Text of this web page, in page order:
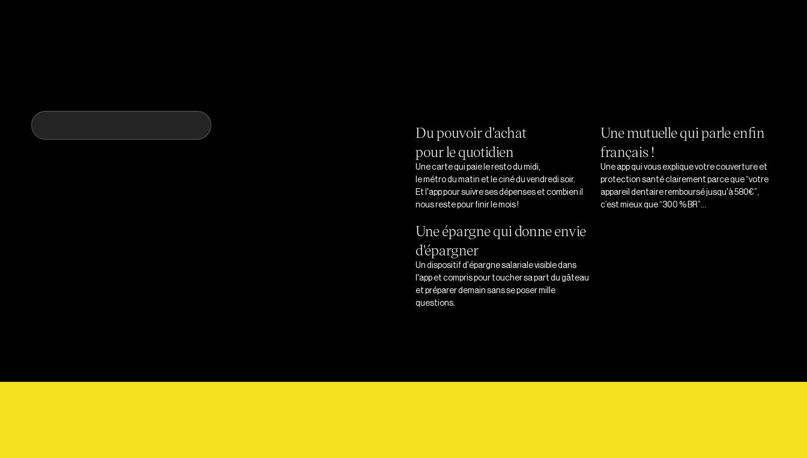
Du pouvoir d'achat
pour le quotidien
Une carte qui paie le resto du midi,
le métro du matin et le ciné du vendredi soir.
Et l'app pour suivre ses dépenses et combien il
nous reste pour finir le mois !
Une mutuelle qui parle enfin
français !
Une app qui vous explique votre couverture et
protection santé clairement parce que “votre
appareil dentaire remboursé jusqu'à 580€”,
c’est mieux que “300 % BR”…
Une épargne qui donne envie
d'épargner
Un dispositif d'épargne salariale visible dans
l'app et compris pour toucher sa part du gâteau
et préparer demain sans se poser mille
questions.